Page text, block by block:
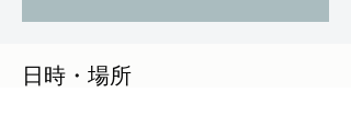
日時・場所